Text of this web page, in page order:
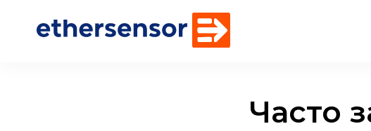
Часто